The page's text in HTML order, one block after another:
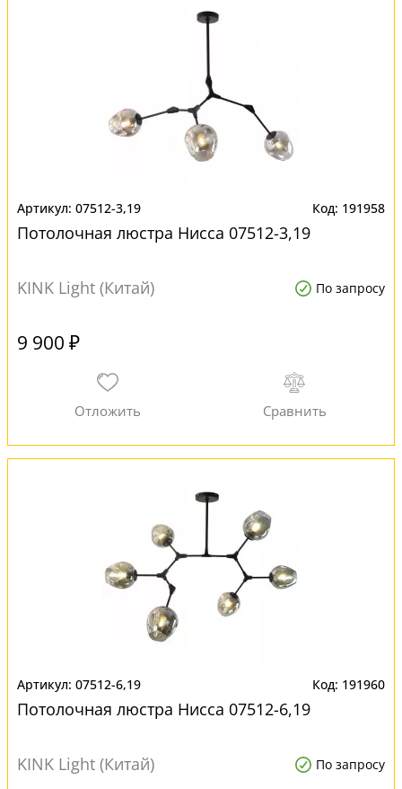
07512-3,19 191958
Потолочная люстра Нисса 07512-3,19
KINK Light (Китай) По запросу
9 900 ₽
07512-6,19 191960
Потолочная люстра Нисса 07512-6,19
KINK Light (Китай) По запросу